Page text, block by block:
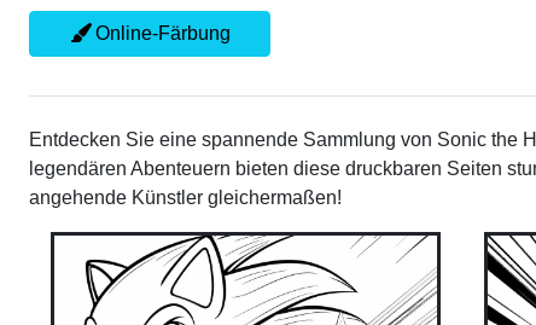
Online-Färbung
Entdecken Sie eine spannende Sammlung von Sonic the
legendären Abenteuern bieten diese druckbaren Seiten
angehende Künstler gleichermaßen!